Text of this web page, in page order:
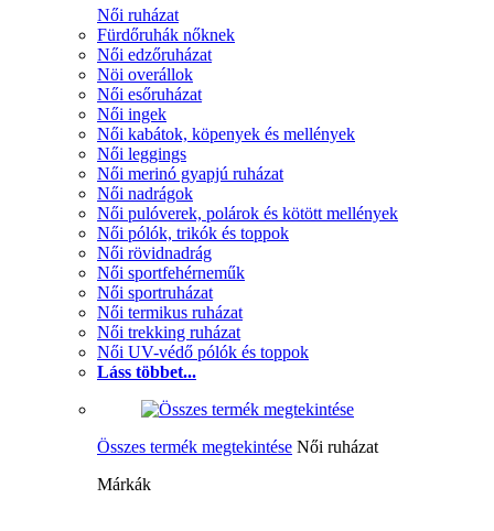
Női ruházat
Fürdőruhák nőknek
Női edzőruházat
Nöi overállok
Női esőruházat
Női ingek
Női kabátok, köpenyek és mellények
Női leggings
Női merinó gyapjú ruházat
Női nadrágok
Női pulóverek, polárok és kötött mellények
Női pólók, trikók és toppok
Női rövidnadrág
Női sportfehérneműk
Női sportruházat
Női termikus ruházat
Női trekking ruházat
Női UV-védő pólók és toppok
Láss többet...
Összes termék megtekintése Női ruházat
Márkák